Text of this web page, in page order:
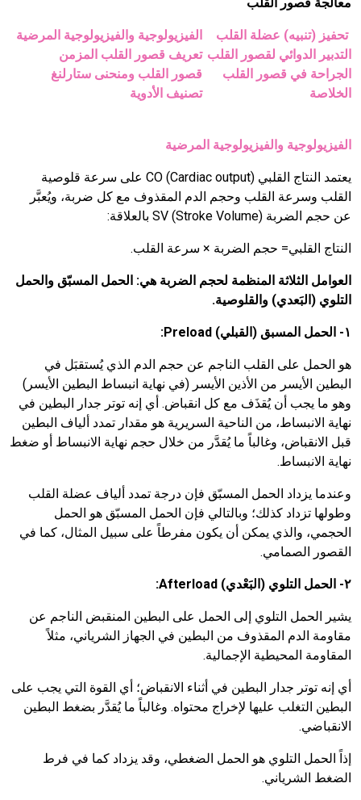
تحفيز (تنبيه) عضلة القلب
الفيزيولوجية والفيزيولوجية المرضية
التدبير الدوائي لقصور القلب تعريف قصور القلب المزمن
الجراحة في قصور القلب
قصور القلب ومنحنى ستارلنغ
الخلاصة
تصنيف الأدوية
الفيزيولوجية والفيزيولوجية المرضية
يعتمد النتاج القلبي CO (Cardiac output
) على سرعة قلوصية
القلب وسرعة القلب وحجم الدم المقذوف مع كل ضربة، ويُعبَّر
عن حجم الضربة
SV (Stroke Volume) بالعلاقة:
النتاج القلبي= حجم الضربة × سرعة القلب.
العوامل الثلاثة المنظمة لحجم الضربة هي: الحمل المسبّق والحمل
التلوي (البَعدي) والقلوصية.
١- الحمل المسبق (القبلي) Preload
:
هو الحمل على القلب الناجم عن حجم الدم الذي يُستقبَل في
البطين الأيسر من الأذين الأيسر (في نهاية انبساط البطين الأيسر)
وهو ما يجب أن يُقذَف مع كل انقباض. أي إنه توتر جدار البطين في
نهاية الانبساط، من الناحية السريرية هو مقدار تمدد ألياف البطين
قبل الانقباض، وغالباً ما يُقدَّر من خلال حجم نهاية الانبساط أو ضغط
نهاية الانبساط.
وعندما يزداد الحمل المسبّق فإن درجة تمدد ألياف عضلة القلب
وطولها تزداد كذلك؛ وبالتالي فإن الحمل المسبّق هو الحمل
الحجمي، والذي يمكن أن يكون مفرطاً على سبيل المثال، كما في
القصور الصمامي.
٢- الحمل التلوي (البَعْدي) Afterload
:
يشير الحمل التلوي إلى الحمل على البطين المنقبض الناجم عن
مقاومة الدم المقذوف من البطين في الجهاز الشرياني، مثلاً
المقاومة المحيطية الإجمالية.
أي إنه توتر جدار البطين في أثناء الانقباض؛ أي القوة التي يجب على
البطين التغلب عليها لإخراج محتواه. وغالباً ما يُقدَّر بضغط البطين
الانقباضي.
إذاً الحمل التلوي هو الحمل الضغطي، وقد يزداد كما في فرط
الضغط الشرياني.